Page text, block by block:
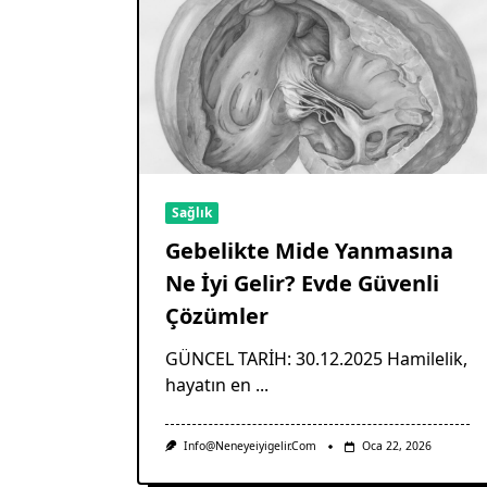
Sağlık
Gebelikte Mide Yanmasına
Ne İyi Gelir? Evde Güvenli
Çözümler
GÜNCEL TARİH: 30.12.2025 Hamilelik,
hayatın en ...
Info@neneyeiyigelir.com Oca 22, 2026